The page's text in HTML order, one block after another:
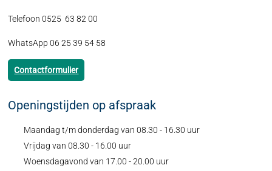
Telefoon 0525 63 82 00
WhatsApp 06 25 39 54 58
Contactformulier
Openingstijden op afspraak
Maandag t/m donderdag van 08.30 - 16.30 uur
Vrijdag van 08.30 - 16.00 uur
Woensdagavond van 17.00 - 20.00 uur